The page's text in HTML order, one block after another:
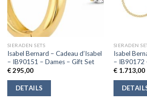
SIERADEN SETS
Isabel Bernard – Cadeau d’Isabel
– IB90151 – Dames – Gift Set
€295,00
DETAILS
SIERADEN
Isabel
– IB90172
€1.713,00